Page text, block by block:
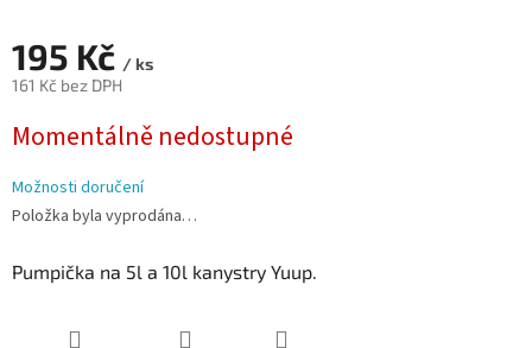
195 Kč / ks
161 Kč bez DPH
cena:
Momentálně nedostupné
Možnosti doručení
Položka byla vyprodána…
Pumpička na 5l a 10l kanystry Yuup.